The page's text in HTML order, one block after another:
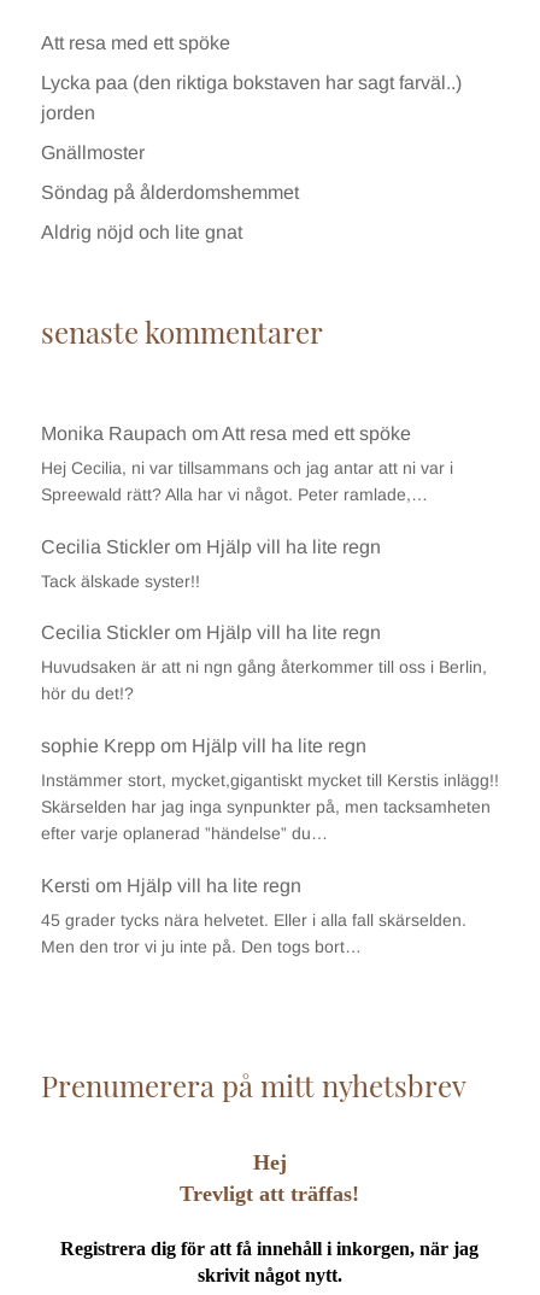
Att resa med ett spöke
Lycka paa (den riktiga bokstaven har sagt farväl..)
jorden
Gnällmoster
Söndag på ålderdomshemmet
Aldrig nöjd och lite gnat
senaste kommentarer
Monika Raupach omAtt resa med ett spöke
Hej Cecilia, ni var tillsammans och jag antar att ni var i
Spreewald rätt? Alla har vi något. Peter ramlade,…
Cecilia Sticklerom Hjälp vill ha lite regn
Tack älskade syster!!
Cecilia Sticklerom Hjälp vill ha lite regn
Huvudsaken är att ni ngn gång återkommer till oss i Berlin,
hör du det!?
sophie Kreppom Hjälp vill ha lite regn
Instämmer stort, mycket,gigantiskt mycket till Kerstis inlägg!!
Skärselden har jag inga synpunkter på, men tacksamheten
efter varje oplanerad ”händelse” du…
Kersti om Hjälp vill ha lite regn
45 grader tycks nära helvetet. Eller i alla fall skärselden.
Men den tror vi ju inte på. Den togs bort…
Prenumerera på mitt nyhetsbrev
Hej
Trevligt att träffas!
Registrera dig för att få innehåll i inkorgen, när jag
skrivit något nytt.